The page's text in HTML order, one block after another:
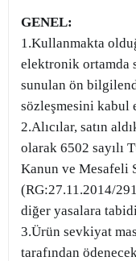
GENEL:
1.Kullanmakta
elektronik ortamda
sunulan ön
sözleşmesini kabul
2.Alıcılar, satın
olarak 6502 sayılı
Kanun ve Mesafeli
(RG:27.11.2014/
diğer yasalara
3.Ürün sevkiyat
tarafından